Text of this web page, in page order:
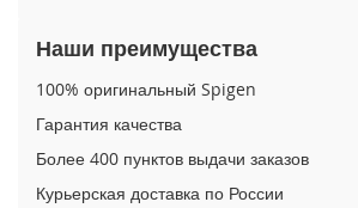
P
r
o
M
x
Наши преимущества
100% оригинальный Spigen
Гарантия качества
Более 400 пунктов выдачи заказов
Курьерская доставка по России